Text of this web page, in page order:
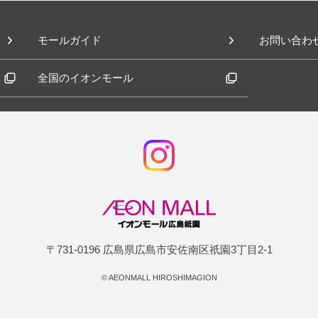
モールガイド お問い合わ
全国のイオンモール
〒731-0196 広島県広島市安佐南区祇園3丁目2-1
©AEONMALL HIROSHIMAGION